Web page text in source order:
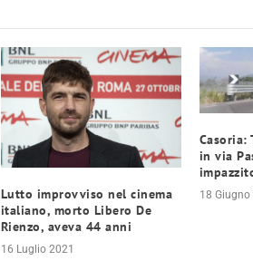
Lutto improvviso nel cinema
italiano, morto Libero De
Rienzo, aveva 44 anni
16 Luglio 2021
in via
18 Giugno